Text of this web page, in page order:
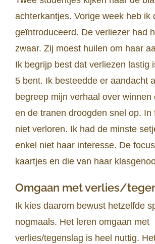
achterkantjes. Vorige week heb ik
geïntroduceerd. De verliezer had
zwaar. Zij moest huilen om haar
Ik begrijp best dat verliezen lastig
5 bent. Ik besteedde er aandacht
begreep mijn verhaal over winnen
en de tranen droogden snel op. In
niet verloren. Ik had de minste
enkel niet haar interesse. De
kaartjes en die van haar
Omgaan met verlies/
Ik kies daarom bewust hetzelfde
nogmaals. Het leren omgaan met
verlies/tegenslag is heel nuttig.